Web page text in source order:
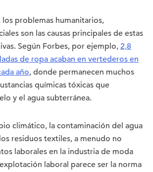
los problemas humanitarios,
son las causas principales de estas
Según Forbes, por ejemplo,2,8
de ropa acaban en vertederos en
año, donde permanecen muchos
químicas tóxicas que
y el agua subterránea.
climático, la contaminación del agua
residuos textiles, a menudo no
laborales en la industria de moda
laboral parece ser la norma